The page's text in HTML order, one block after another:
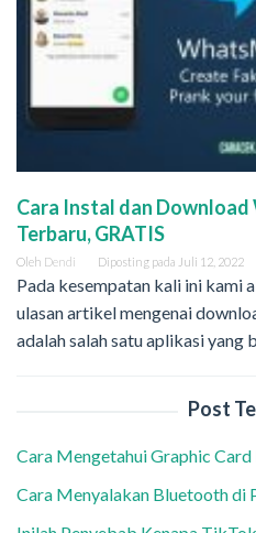
Cara Instal dan
Terbaru, GRATIS
Oleh Dendi Diposting pada Juli 12, 2022
Pada kesempatan kali ini kami
ulasan artikel mengenai
adalah salah satu aplikasi yang
Post
Cara Mengetahui Graphic
Cara Menyalakan Bluetooth di